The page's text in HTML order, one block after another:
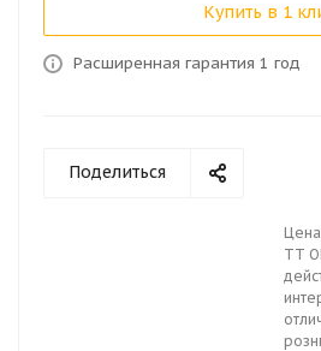
Купить в 1
Расширенная гарантия 1 год
Поделиться
Цена
TT